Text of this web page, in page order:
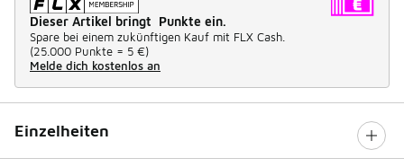
Dieser Artikel bringt Punkte ein.
Spare bei einem zukünftigen Kauf mit FLX Cash.
(25.000 Punkte = 5 €)
Melde dich kostenlos an
Einzelheiten